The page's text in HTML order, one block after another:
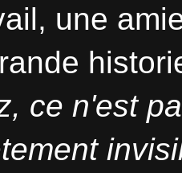
une
ce n'est